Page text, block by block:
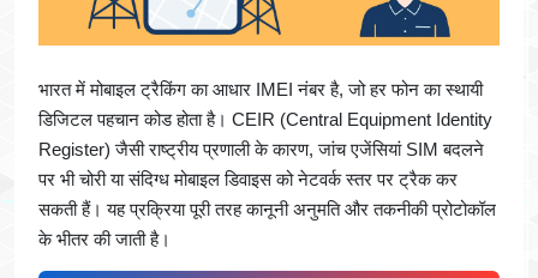
भारत में मोबाइल ट्रैकिंग का आधार IMEI नंबर है, जो हर फोन का स्थायी
डिजिटल पहचान कोड होता है। CEIR (Central Equipment Identity
Register) जैसी राष्ट्रीय प्रणाली के कारण, जांच एजेंसियां SIM बदलने
पर भी चोरी या संदिग्ध मोबाइल डिवाइस को नेटवर्क स्तर पर ट्रैक कर
सकती हैं। यह प्रक्रिया पूरी तरह कानूनी अनुमति और तकनीकी प्रोटोकॉल
के भीतर की जाती है।